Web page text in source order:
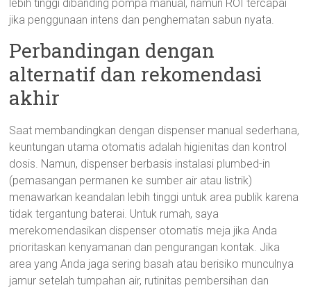
lebih tinggi dibanding pompa manual, namun ROI tercapai
jika penggunaan intens dan penghematan sabun nyata.
Perbandingan dengan
alternatif dan rekomendasi
akhir
Saat membandingkan dengan dispenser manual sederhana,
keuntungan utama otomatis adalah higienitas dan kontrol
dosis. Namun, dispenser berbasis instalasi plumbed-in
(pemasangan permanen ke sumber air atau listrik)
menawarkan keandalan lebih tinggi untuk area publik karena
tidak tergantung baterai. Untuk rumah, saya
merekomendasikan dispenser otomatis meja jika Anda
prioritaskan kenyamanan dan pengurangan kontak. Jika
area yang Anda jaga sering basah atau berisiko munculnya
jamur setelah tumpahan air, rutinitas pembersihan dan